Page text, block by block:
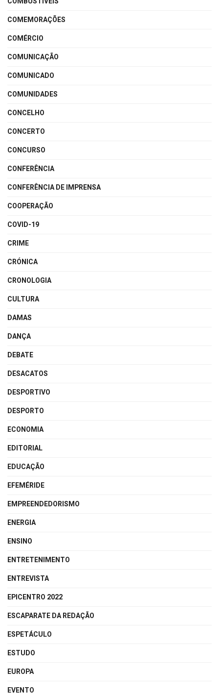
COMEMORAÇÕES
COMÉRCIO
COMUNICAÇÃO
COMUNICADO
COMUNIDADES
CONCELHO
CONCERTO
CONCURSO
CONFERÊNCIA
CONFERÊNCIA DE IMPRENSA
COOPERAÇÃO
COVID-19
CRIME
CRÓNICA
CRONOLOGIA
CULTURA
DAMAS
DANÇA
DEBATE
DESACATOS
DESPORTIVO
DESPORTO
ECONOMIA
EDITORIAL
EDUCAÇÃO
EFEMÉRIDE
EMPREENDEDORISMO
ENERGIA
ENSINO
ENTRETENIMENTO
ENTREVISTA
EPICENTRO 2022
ESCAPARATE DA REDAÇÃO
ESPETÁCULO
ESTUDO
EUROPA
EVENTO